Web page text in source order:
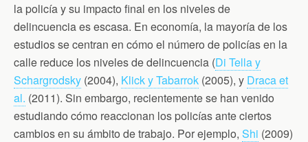
la policía y su impacto final en los niveles de
delincuencia es escasa. En economía, la mayoría de los
estudios se centran en cómo el número de policías en la
calle reduce los niveles de delincuencia (Di Tella y
Schargrodsky (2004), Klick y Tabarrok (2005), y Draca et
al. (2011). Sin embargo, recientemente se han venido
estudiando cómo reaccionan los policías ante ciertos
cambios en su ámbito de trabajo. Por ejemplo, Shi (2009)